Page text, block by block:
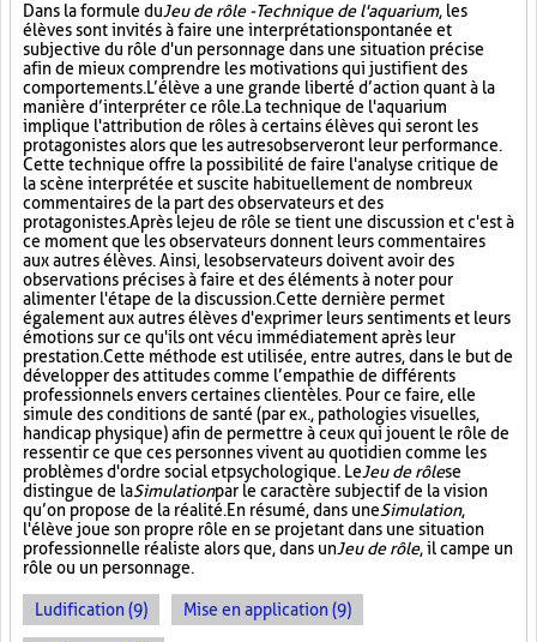
Dans la formule duJeu de rôle - Technique de l'aquarium, les
élèves sont invités à faire une interprétation spontanée et
subjective du rôle d'un personnage dans une situation précise
afin de mieux comprendre les motivations qui justifient des
comportements. L’élève a une grande liberté d’action quant à la
manière d’interpréter ce rôle. La technique de l'aquarium
implique l'attribution de rôles à certains élèves qui seront les
protagonistes alors que les autres observeront leur performance.
Cette technique offre la possibilité de faire l'analyse critique de
la scène interprétée et suscite habituellement de nombreux
commentaires de la part des observateurs et des
protagonistes. Après le jeu de rôle se tient une discussion et c'est à
ce moment que les observateurs donnent leurs commentaires
aux autres élèves. Ainsi, les observateurs doivent avoir des
observations précises à faire et des éléments à noter pour
alimenter l'étape de la discussion. Cette dernière permet
également aux autres élèves d'exprimer leurs sentiments et leurs
émotions sur ce qu'ils ont vécu immédiatement après leur
prestation. Cette méthode est utilisée, entre autres, dans le but de
développer des attitudes comme l’empathie de différents
professionnels envers certaines clientèles. Pour ce faire, elle
simule des conditions de santé (par ex., pathologies visuelles,
handicap physique) afin de permettre à ceux qui jouent le rôle de
ressentir ce que ces personnes vivent au quotidien comme les
problèmes d'ordre social et psychologique. LeJeu de rôlese
distingue de laSimulationpar le caractère subjectif de la vision
qu’on propose de la réalité. En résumé, dans uneSimulation,
l'élève joue son propre rôle en se projetant dans une situation
professionnelle réaliste alors que, dans unJeu de rôle, il campe un
rôle ou un personnage.
Ludification (9) Mise en application (9)